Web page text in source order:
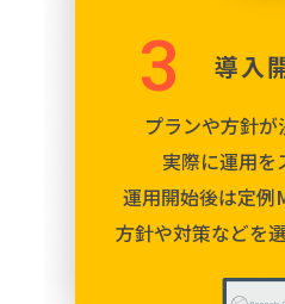
3 導入
プランや方針が
実際に運用を
運用開始後は定例
方針や対策などを